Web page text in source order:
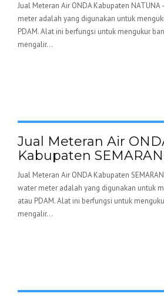
Jual Meteran Air ONDA Kabupaten
meter adalah yang digunakan untuk
PDAM. Alat ini berfungsi untuk mengukur
mengalir...
Jual Meteran Air
Kabupaten
Jual Meteran Air ONDA Kabupaten
water meter adalah yang digunakan untuk
atau PDAM. Alat ini berfungsi untuk
mengalir...